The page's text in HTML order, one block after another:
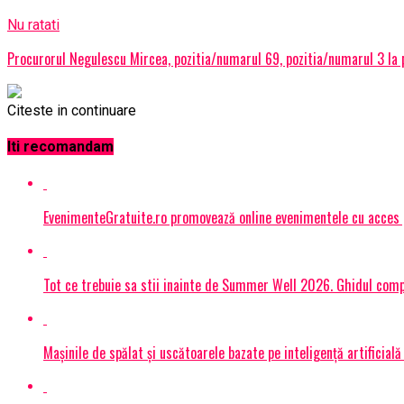
Nu ratati
Procurorul Negulescu Mircea, pozitia/numarul 69, pozitia/numarul 3
Citeste in continuare
Iti recomandam
EvenimenteGratuite.ro promovează online evenimentele cu
Tot ce trebuie sa stii inainte de Summer Well 2026. Ghidul
Mașinile de spălat și uscătoarele bazate pe inteligență